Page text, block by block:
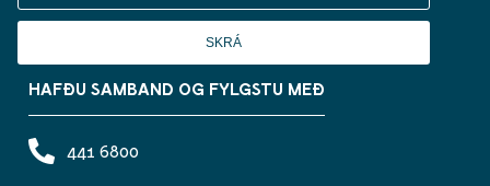
SKRÁ
HAFÐU SAMBAND OG FYLGSTU MEÐ
441 6800